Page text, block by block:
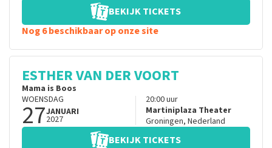
BEKIJK TICKETS
Nog 6 beschikbaar op onze site
ESTHER VAN DER VOORT
Mama is Boos
WOENSDAG
27JANUARI
2027
20:00uur
Martiniplaza Theater
Groningen, Nederland
BEKIJK TICKETS